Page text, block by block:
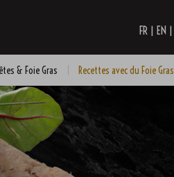
FR | EN |
& Foie Gras Recettes avec du Foie Gras